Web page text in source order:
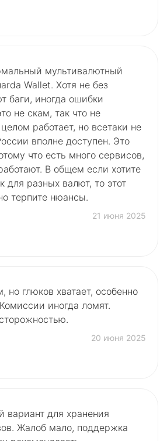
мультивалютный
Wallet. Хотя не без
баги, иногда ошибки
не скам, так что не
работает, но всетаки не
вполне доступен. Это
что есть много сервисов,
В общем если хотите
для разных валют, то этот
терпите нюансы.
21 июня 2025
но глюков хватает, особенно
иногда ломят.
20 июня 2025
вариант для хранения
Жалоб мало, поддержка